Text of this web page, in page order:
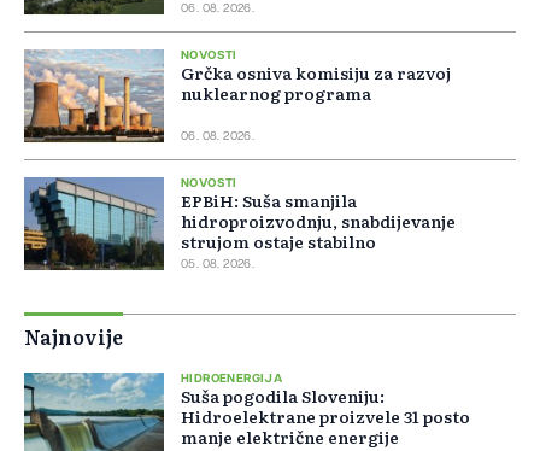
06. 08. 2026.
NOVOSTI
Grčka osniva komisiju za razvoj
nuklearnog programa
06. 08. 2026.
NOVOSTI
EPBiH: Suša smanjila
hidroproizvodnju, snabdijevanje
strujom ostaje stabilno
05. 08. 2026.
Najnovije
HIDROENERGIJA
Suša pogodila Sloveniju:
Hidroelektrane proizvele 31 posto
manje električne energije